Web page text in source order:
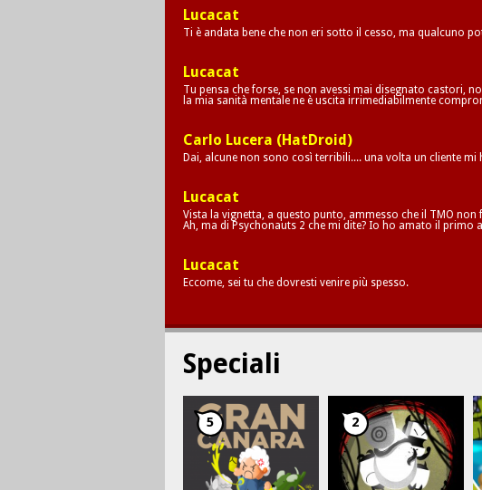
Lucacat
Ti è andata bene che non eri sotto il cesso, ma qualcuno
Lucacat
Tu pensa che forse, se non avessi mai disegnato castori,
la mia sanità mentale ne è uscita irrimediabilmente
Carlo Lucera (HatDroid)
Dai, alcune non sono così terribili.... una volta un cliente mi
Lucacat
Vista la vignetta, a questo punto, ammesso che il TMO
Ah, ma di Psychonauts 2 che mi dite? Io ho amato il
Lucacat
Eccome, sei tu che dovresti venire più spesso.
Speciali
5 2